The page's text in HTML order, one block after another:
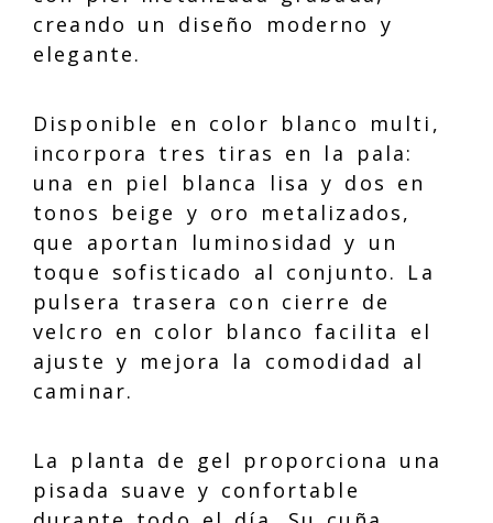
creando un diseño moderno y
elegante.
Disponible en color blanco multi,
incorpora tres tiras en la pala:
una en piel blanca lisa y dos en
tonos beige y oro metalizados,
que aportan luminosidad y un
toque sofisticado al conjunto. La
pulsera trasera con cierre de
velcro en color blanco facilita el
ajuste y mejora la comodidad al
caminar.
La planta de gel proporciona una
pisada suave y confortable